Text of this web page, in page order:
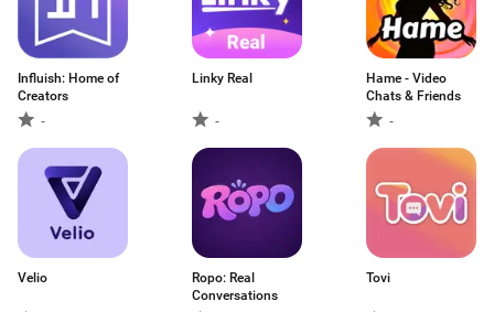
Influish: Home of
Creators
-
Linky Real
-
Hame - Video
Chats & Friends
-
Velio
Ropo: Real
Conversations
Tovi